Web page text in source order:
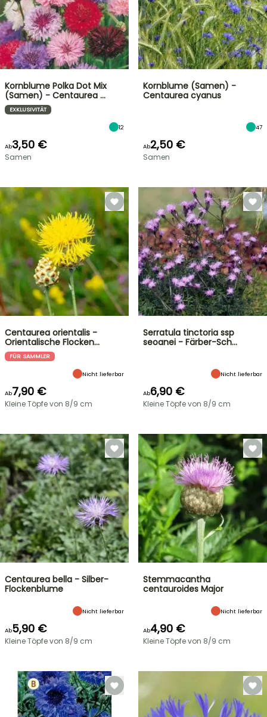
Kornblume Polka Dot Mix
(Samen) - Centaurea …
EXKLUSIVITÄT
12
Ab3,50 €
Samen
Kornblume (Samen) -
Centaurea cyanus
47
Ab2,50 €
Samen
Centaurea orientalis -
Orientalische Flocken…
FÜR SAMMLER
Nicht lieferbar
Ab7,90 €
Kleine Töpfe von 8/9 cm
Serratula tinctoria ssp
seoanei - Färber-Sch…
Nicht lieferbar
Ab6,90 €
Kleine Töpfe von 8/9 cm
Centaurea bella - Silber-
Flockenblume
Nicht lieferbar
Ab5,90 €
Kleine Töpfe von 8/9 cm
Stemmacantha
centauroides Major
Nicht lieferbar
Ab4,90 €
Kleine Töpfe von 8/9 cm